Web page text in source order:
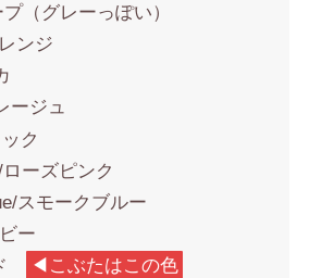
（グレーっぽい）
ンジ
ージュ
ク
ーズピンク
スモークブルー
ー
◀︎こぶたはこの色